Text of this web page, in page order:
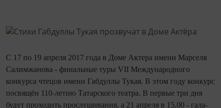
С 17 по 19 апреля 2017 года в Доме Актера имени Марселя
Салимжанова - финальные туры VII Международного
конкурса чтецов имени Габдуллы Тукая. В этом году конкурс
посвящён 110-летию Татарского театра. В первые три дня
будут проходить прослушивания, а 21 апреля в 15.00 - гала-